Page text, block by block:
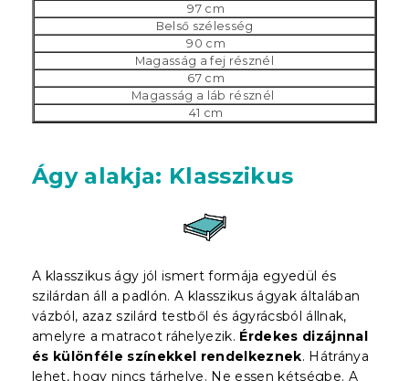
97 cm
Belső szélesség
90 cm
Magasság a fej résznél
67 cm
Magasság a láb résznél
41 cm
Ágy alakja: Klasszikus
A klasszikus ágy jól ismert formája egyedül és
szilárdan áll a padlón. A klasszikus ágyak általában
vázból, azaz szilárd testből és ágyrácsból állnak,
amelyre a matracot ráhelyezik. Érdekes dizájnnal
és különféle színekkel rendelkeznek. Hátránya
lehet, hogy nincs tárhelye. Ne essen kétségbe. A